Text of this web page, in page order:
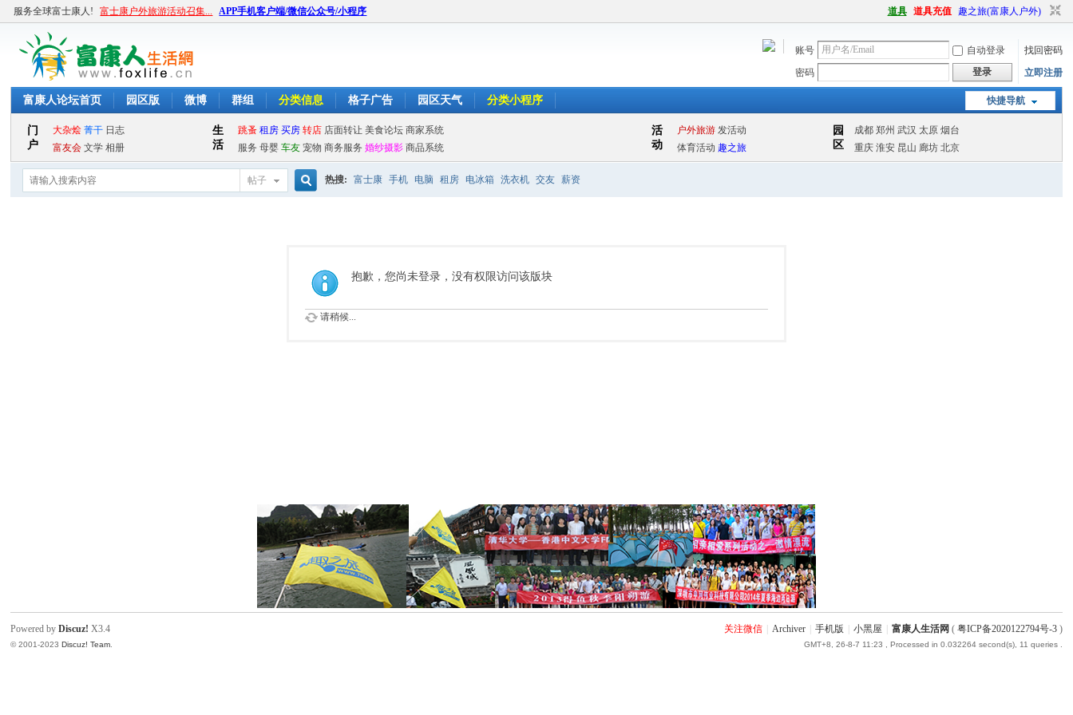
服务全球富士康人! 富士康户外旅游活动召集... APP手机客户端/微信公众号/小程序 道具 道具充值 趣之旅(富康人户外)
账号 自动登录
找回密码
密码
登录 立即注册
快捷导航
富康人论坛首页 园区版 微博 群组 分类信息 格子广告 园区天气 分类小程序
帖子 热搜: 富士康 手机 电脑 租房 电冰箱 洗衣机 交友 薪资
抱歉，您尚未登录，没有权限访问该版块
请稍候...
关注微信 Archiver 手机版 小黑屋 富康人生活网 ( 粤ICP备2020122794号-3)
GMT+8, 26-8-7 11:23 , Processed in 0.032264 second(s), 11 queries .
Powered byDiscuz! X3.4
© 2001-2023Discuz! Team